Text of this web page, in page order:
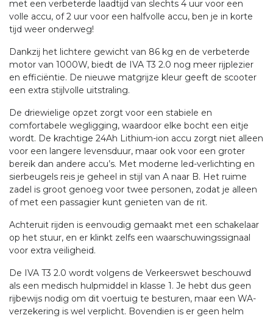
met een verbeterde laadtijd van slechts 4 uur voor een
volle accu, of 2 uur voor een halfvolle accu, ben je in korte
tijd weer onderweg!
Dankzij het lichtere gewicht van 86 kg en de verbeterde
motor van 1000W, biedt de IVA T3 2.0 nog meer rijplezier
en efficiëntie. De nieuwe matgrijze kleur geeft de scooter
een extra stijlvolle uitstraling.
De driewielige opzet zorgt voor een stabiele en
comfortabele wegligging, waardoor elke bocht een eitje
wordt. De krachtige 24Ah Lithium-ion accu zorgt niet alleen
voor een langere levensduur, maar ook voor een groter
bereik dan andere accu’s. Met moderne led-verlichting en
sierbeugels reis je geheel in stijl van A naar B. Het ruime
zadel is groot genoeg voor twee personen, zodat je alleen
of met een passagier kunt genieten van de rit.
Achteruit rijden is eenvoudig gemaakt met een schakelaar
op het stuur, en er klinkt zelfs een waarschuwingssignaal
voor extra veiligheid.
De IVA T3 2.0 wordt volgens de Verkeerswet beschouwd
als een medisch hulpmiddel in klasse 1. Je hebt dus geen
rijbewijs nodig om dit voertuig te besturen, maar een WA-
verzekering is wel verplicht. Bovendien is er geen helm